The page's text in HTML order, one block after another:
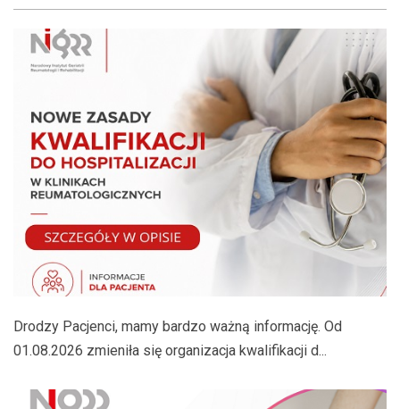
Drodzy Pacjenci, mamy bardzo ważną informację. Od
01.08.2026 zmieniła się organizacja kwalifikacji d...